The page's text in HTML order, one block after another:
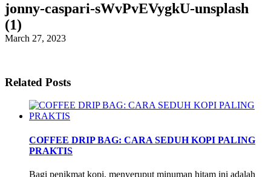
jonny-caspari-sWvPvEVygkU-unsplash
(1)
March 27, 2023
Related Posts
COFFEE DRIP BAG: CARA SEDUH KOPI PALING
PRAKTIS
Bagi penikmat kopi, menyeruput minuman hitam ini adalah